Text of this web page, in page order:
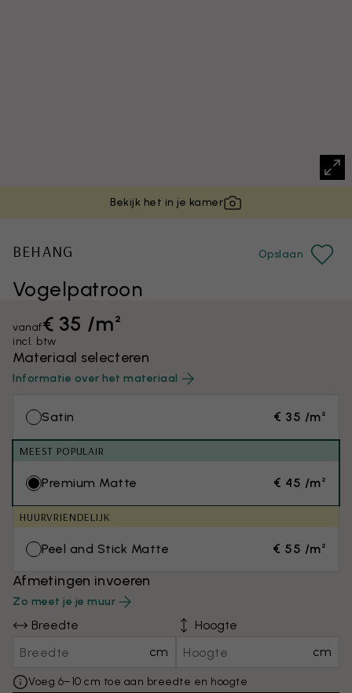
Bekijk het in je kamer
Vogelpatroon
BEHANG Opslaan
vanaf€ 35 /m²
incl. btw
Materiaal selecteren
Informatie over het materiaal
Satin € 35 /m²
MEEST POPULAIR
Premium Matte € 45 /m²
HUURVRIENDELIJK
Peel and Stick Matte € 55 /m²
Afmetingen invoeren
Zo meet je je muur
Breedte
cm
Hoogte
cm
Voeg 6–10 cm toe aan breedte en hoogte